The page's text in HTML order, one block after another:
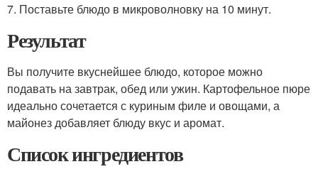
7. Поставьте блюдо в микроволновку на 10 минут.
Результат
Вы получите вкуснейшее блюдо, которое можно
подавать на завтрак, обед или ужин. Картофельное пюре
идеально сочетается с куриным филе и овощами, а
майонез добавляет блюду вкус и аромат.
Список ингредиентов